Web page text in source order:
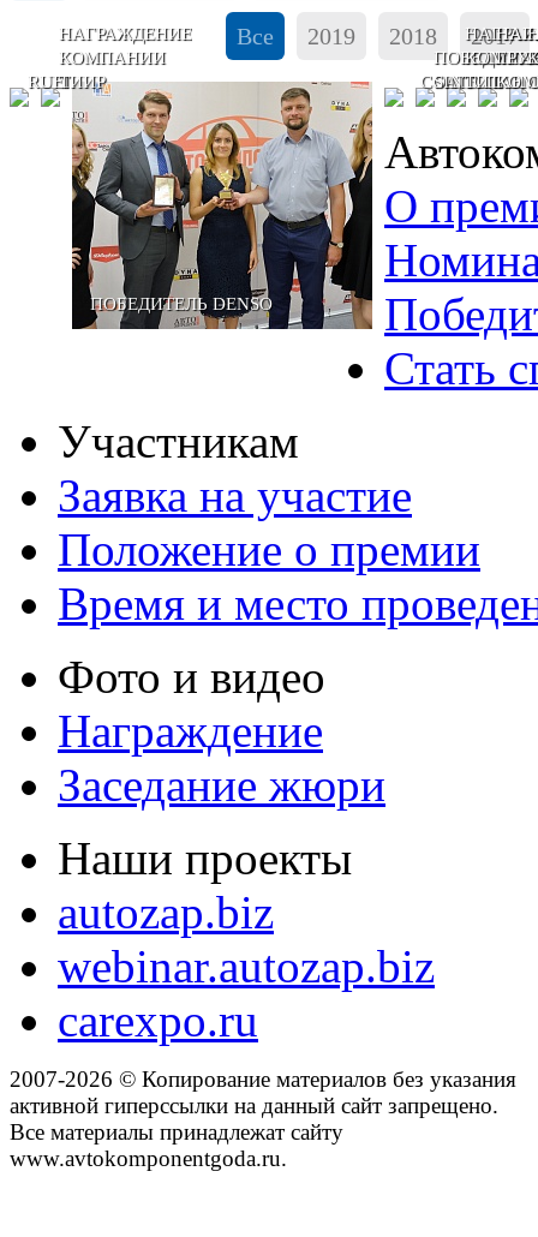
Все 2019 2018 2017
RUEI
НАГРАЖДЕНИЕ
КОМПАНИИ
ТИИР
ПОБЕДИТЕЛЬ DENSO
СОАТЭ
SINTOIL
ТИТАН
О
Стать
Участникам
Заявка на участие
Положение о премии
Время и место
Фото и видео
Награждение
Заседание жюри
Наши проекты
autozap.biz
webinar.autozap.biz
carexpo.ru
2007-2026 © Копирование материалов без указания
активной гиперссылки на данный сайт запрещено.
Все материалы принадлежат сайту
www.avtokomponentgoda.ru.